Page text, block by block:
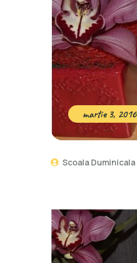
martie 3, 2016
Scoala Duminicala